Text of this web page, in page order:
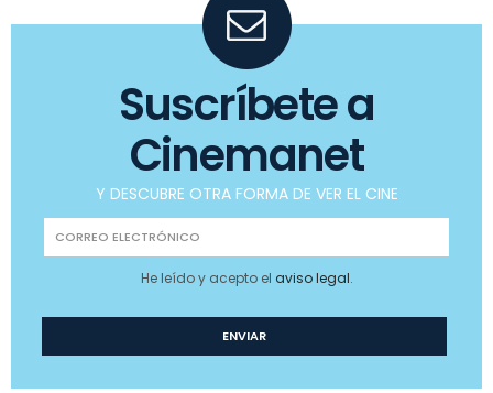
Suscríbete a
Cinemanet
Y DESCUBRE OTRA FORMA DE VER EL CINE
He leído y acepto el aviso legal.